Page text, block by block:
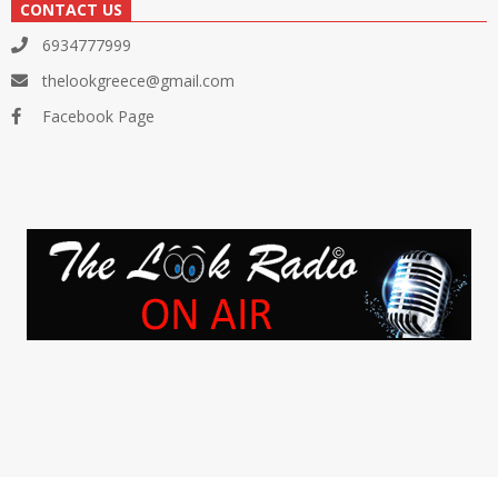
CONTACT US
6934777999
thelookgreece@gmail.com
Facebook Page